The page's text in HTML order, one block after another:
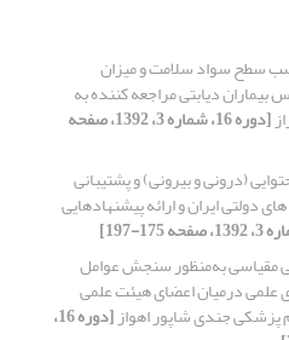
سطح سواد سلامت و میزان
دیابتی مراجعه کننده به
[دوره 16، شماره 3، 1392، صفحه
(درونی و بیرونی) و پشتیبانی
دولتی ایران و ارائه پیشنهادهایی
مقیاسی به‌منظور سنجش عوامل
علمی درمیان اعضای هیئت علمی
پزشکی جندی شاپور اهواز [دوره 16،